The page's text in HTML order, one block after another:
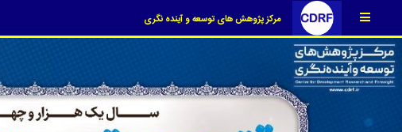
مرکز پژوهش های توسعه و آینده نگری